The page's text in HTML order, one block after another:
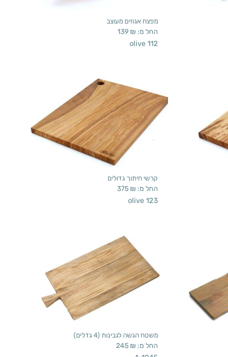
מפצח אגוזים מעוצב
החל מ: 139 ₪
olive 112
קרשי חיתוך גדולים
החל מ: 375 ₪
olive 123
משטח הגשה לגבינות (4 גדלים)
החל מ: 245 ₪